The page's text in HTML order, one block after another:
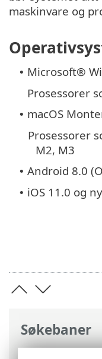
Søkebaner
maskinvare og
• Microsoft®
Prosessorer
• macOS
Prosessorer
M2, M3
• Android 8.0
• iOS 11.0 og